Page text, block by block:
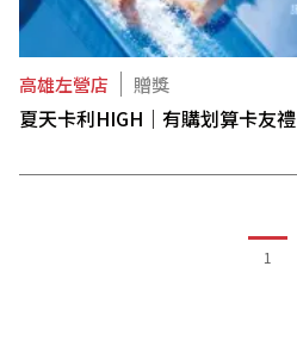
高雄左營店 贈獎
夏天卡利HIGH｜有購划算卡友禮
1